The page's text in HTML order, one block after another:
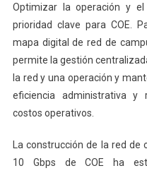
Optimizar la operación y
prioridad clave para COE.
mapa digital de red de
permite la gestión
la red y una operación y
eficiencia administrativa y
costos operativos.
La construcción de la red
10 Gbps de COE ha